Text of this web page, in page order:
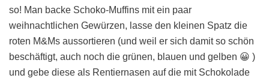
so! Man backe Schoko-Muffins mit ein paar
weihnachtlichen Gewürzen, lasse den kleinen Spatz die
roten M&Ms aussortieren (und weil er sich damit so schön
beschäftigt, auch noch die grünen, blauen und gelben 😀 )
und gebe diese als Rentiernasen auf die mit Schokolade